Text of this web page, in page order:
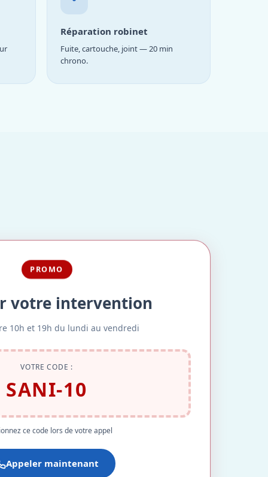
Réparation robinet
Fuite, cartouche, joint — 20 min
chrono.
PROMO
votre intervention
10h et 19h du lundi au vendredi
VOTRE CODE :
SANI-10
ce code lors de votre appel
Appeler maintenant